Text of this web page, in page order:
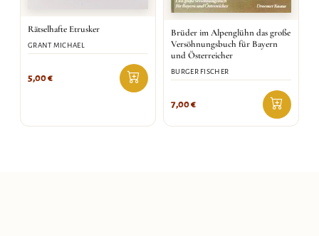
Rätselhafte Etrusker
GRANT MICHAEL
5,00€
Brüder im Alpenglühn das große
Versöhnungsbuch für Bayern
und Österreicher
BURGER FISCHER
7,00€